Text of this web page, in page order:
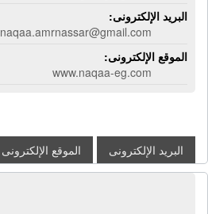
البريد الإلكترونى:
naqaa.amrnassar@gmail.com
الموقع الإلكترونى:
www.naqaa-eg.com
البريد الإلكترونى الموقع الإلكترونى